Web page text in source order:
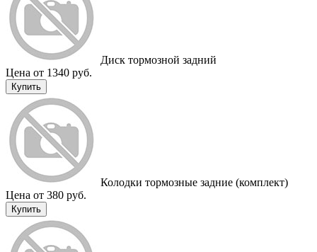
Диск тормозной задний
Цена от 1340 руб.
Купить
Колодки тормозные задние (комплект)
Цена от 380 руб.
Купить